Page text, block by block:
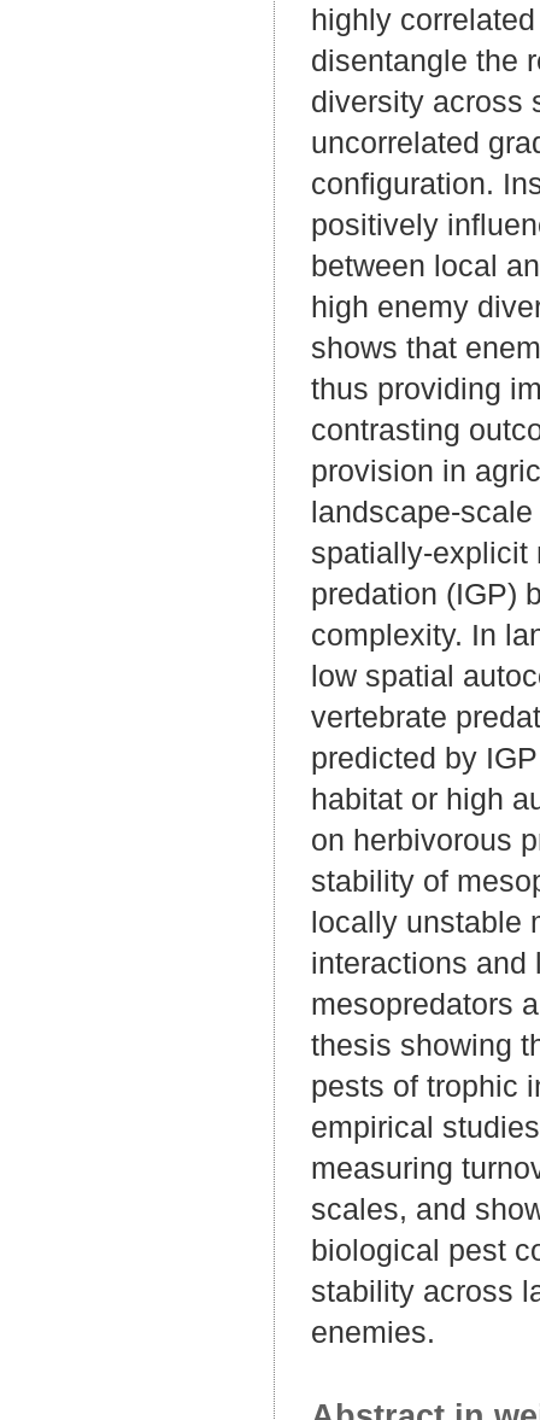
highly
disentangle the
diversity across
uncorrelated
configuration.
positively
between local
high enemy
shows that
thus providing
contrasting
provision in
landscape-
spatially-explicit
predation (IGP)
complexity. In
low spatial
vertebrate
predicted by
habitat or high
on herbivorous
stability of
locally unstable
interactions and
mesopredators
thesis showing
pests of trophic
empirical
measuring
scales, and
biological pest
stability across
enemies.